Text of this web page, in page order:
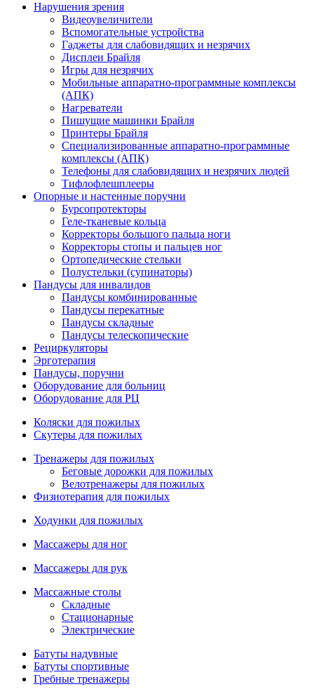
Нарушения зрения
Видеоувеличители
Вспомогательные устройства
Гаджеты для слабовидящих и незрячих
Дисплеи Брайля
Игры для незрячих
Мобильные аппаратно-программные комплексы
(АПК)
Нагреватели
Пишущие машинки Брайля
Принтеры Брайля
Специализированные аппаратно-программные
комплексы (АПК)
Телефоны для слабовидящих и незрячих людей
Тифлофлешплееры
Опорные и настенные поручни
Бурсопротекторы
Геле-тканевые кольца
Корректоры большого пальца ноги
Корректоры стопы и пальцев ног
Ортопедические стельки
Полустельки (супинаторы)
Пандусы для инвалидов
Пандусы комбинированные
Пандусы перекатные
Пандусы складные
Пандусы телескопические
Рециркуляторы
Эрготерапия
Пандусы, поручни
Оборудование для больниц
Оборудование для РЦ
Коляски для пожилых
Скутеры для пожилых
Тренажеры для пожилых
Беговые дорожки для пожилых
Велотренажеры для пожилых
Физиотерапия для пожилых
Ходунки для пожилых
Массажеры для ног
Массажеры для рук
Массажные столы
Складные
Стационарные
Электрические
Батуты надувные
Батуты спортивные
Гребные тренажеры